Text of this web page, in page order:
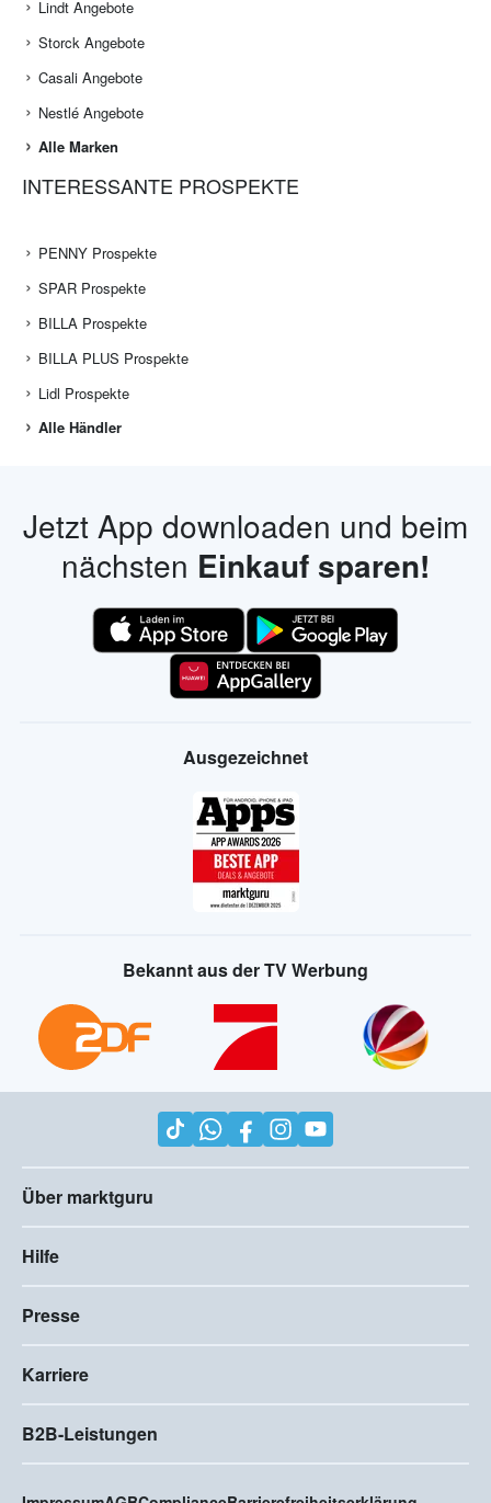
WEITERE MARKEN
Ferrero Angebote
Lindt Angebote
Nestlé Angebote
INTERESSANTE PROSPEKTE
PENNY Prospekte
SPAR Prospekte
Lidl Prospekte
Alle Händler
Jetzt App downloaden und beim
nächstenEinkauf sparen!
Ausgezeichnet
Bekannt aus der TV Werbung
Über marktguru
Hilfe
Presse